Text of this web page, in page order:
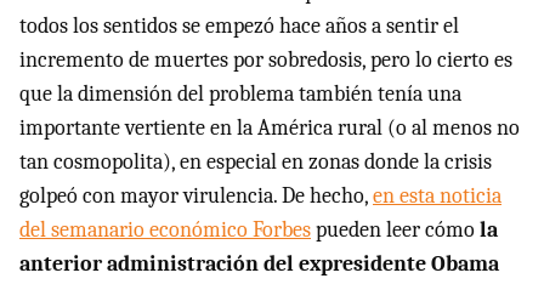
todos los sentidos se empezó hace años a sentir el
incremento de muertes por sobredosis, pero lo cierto es
que la dimensión del problema también tenía una
importante vertiente en la América rural (o al menos no
tan cosmopolita), en especial en zonas donde la crisis
golpeó con mayor virulencia. De hecho,en esta noticia
del semanario económico Forbespueden leer cómola
anterior administración del expresidente Obama